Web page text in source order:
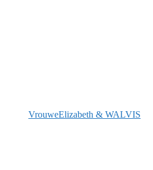
VrouweElizabeth & WALVIS